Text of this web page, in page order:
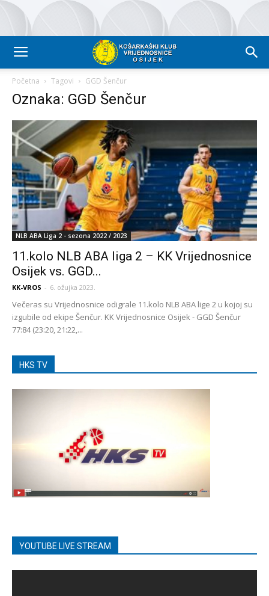
Početna Tagovi GGD Šenčur
Oznaka: GGD Šenčur
NLB ABA Liga 2 - sezona 2022 / 2023
11.kolo NLB ABA liga 2 – KK Vrijednosnice
Osijek vs. GGD...
KK-VROS - 6. ožujka 2023.
Večeras su Vrijednosnice odigrale 11.kolo NLB ABA lige 2 u kojoj su
izgubile od ekipe Šenčur. KK Vrijednosnice Osijek - GGD Šenčur
77:84 (23:20, 21:22,...
HKS TV
YOUTUBE LIVE STREAM